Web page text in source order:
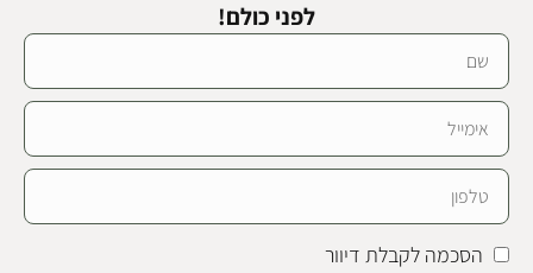
לפני כולם!
הסכמה לקבלת דיוור